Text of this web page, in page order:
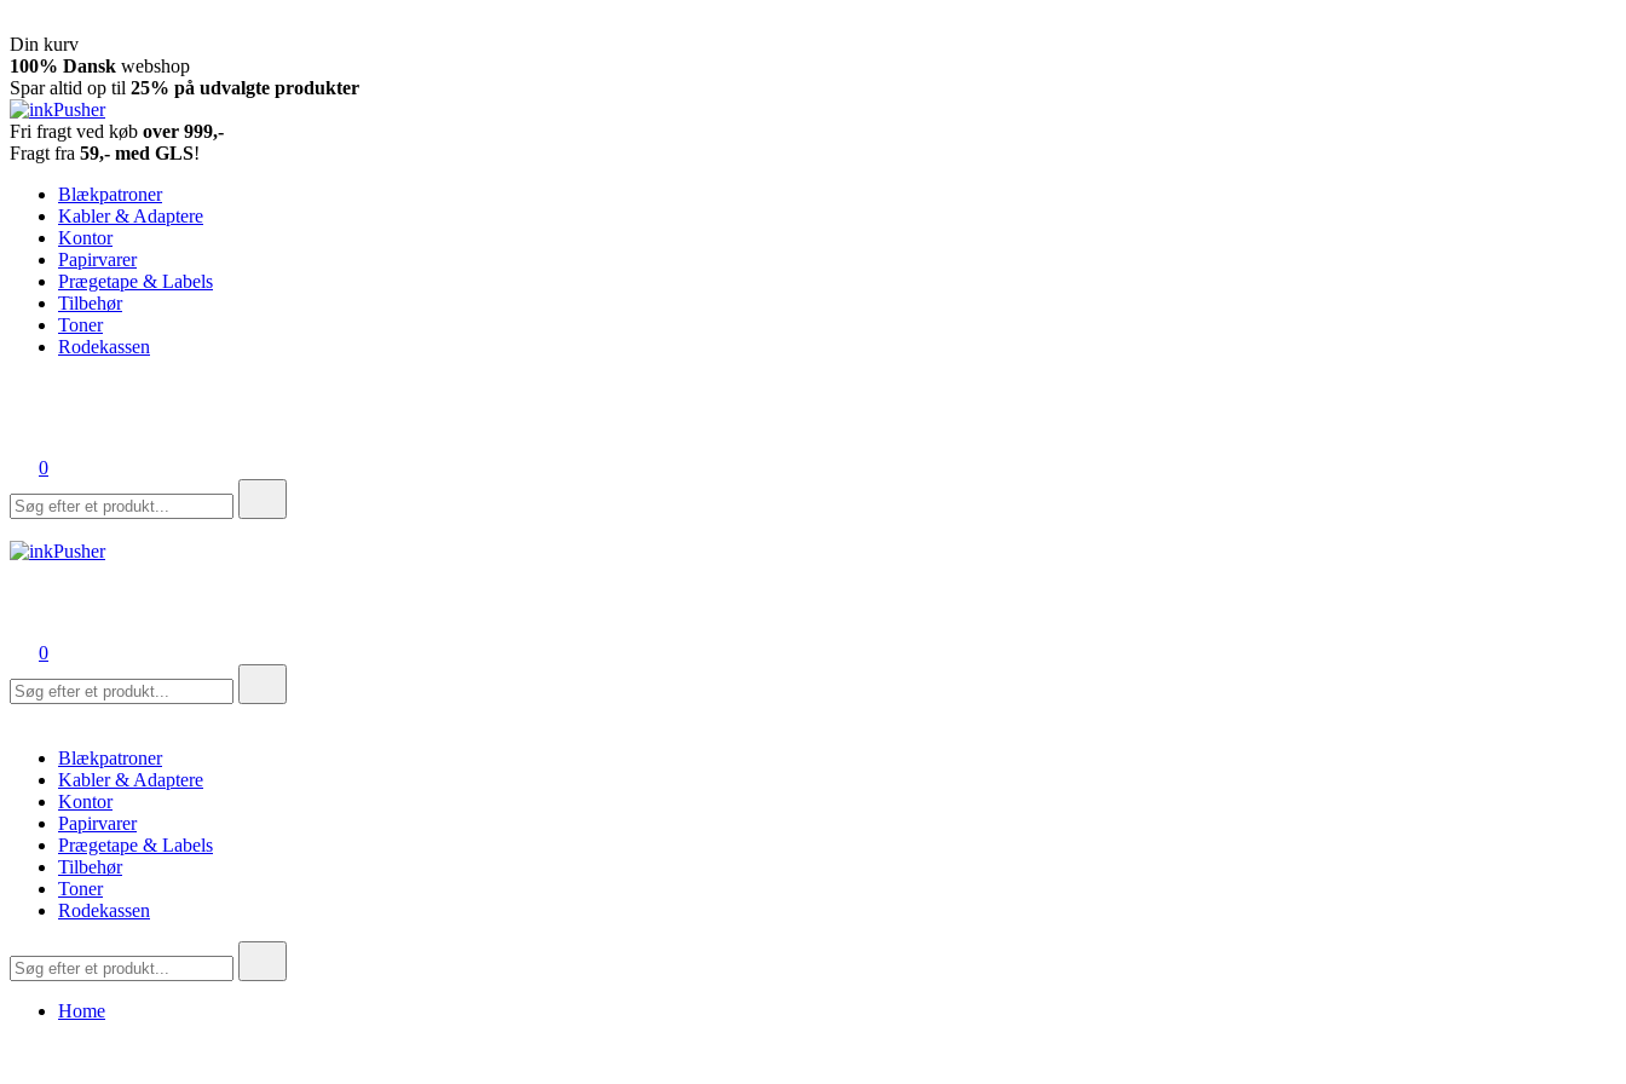
Din kurv
Spring
til
indhold
100% Dansk webshop
Spar altid op til 25% på udvalgte produkter
inkPusher
Leverandør af blækpatroner, kontor artikler og meget mere
Fri fragt ved køb over 999,-
Fragt fra 59,- med GLS!
Blækpatroner
Kabler & Adaptere
Kontor
Papirvarer
Prægetape & Labels
Tilbehør
Toner
Rodekassen
0
efter:
0
efter:
Blækpatroner
Kabler & Adaptere
Kontor
Papirvarer
Prægetape & Labels
Tilbehør
Toner
Rodekassen
efter:
Home